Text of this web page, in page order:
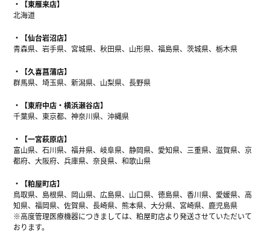
【東雁来店】
北海道
【仙台岩沼店】
青森県、岩手県、宮城県、秋田県、山形県、福島県、茨城県、栃木県
【久喜菖蒲店】
群馬県、埼玉県、新潟県、山梨県、長野県
【東府中店・横浜瀬谷店】
千葉県、東京都、神奈川県、沖縄県
【一宮萩原店】
富山県、石川県、福井県、岐阜県、静岡県、愛知県、三重県、滋賀県、京
都府、大阪府、兵庫県、奈良県、和歌山県
【粕屋町店】
鳥取県、島根県、岡山県、広島県、山口県、徳島県、香川県、愛媛県、高
知県、福岡県、佐賀県、長崎県、熊本県、大分県、宮崎県、鹿児島県
※高度管理医療機器につきましては、粕屋町店より発送させていただいて
おります。